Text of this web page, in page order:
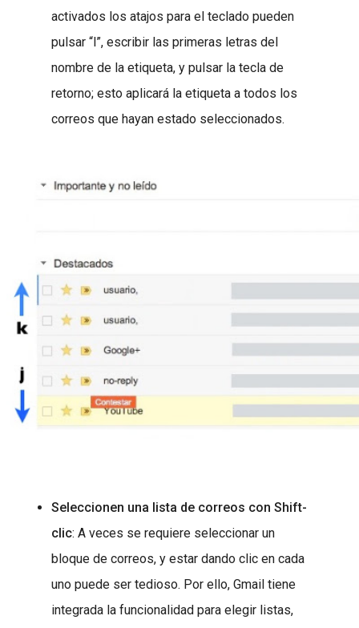
activados los atajos para el teclado pueden
pulsar “l”, escribir las primeras letras del
nombre de la etiqueta, y pulsar la tecla de
retorno; esto aplicará la etiqueta a todos los
correos que hayan estado seleccionados.
Seleccionen una lista de correos con Shift-
clic: A veces se requiere seleccionar un
bloque de correos, y estar dando clic en cada
uno puede ser tedioso. Por ello, Gmail tiene
integrada la funcionalidad para elegir listas,